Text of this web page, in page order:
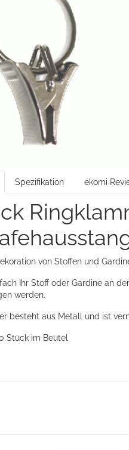
Spezifikation ekomi
von Stoffen und
Ihr Stoff oder Gardine an
werden.
besteht aus Metall und ist
Stück im Beutel